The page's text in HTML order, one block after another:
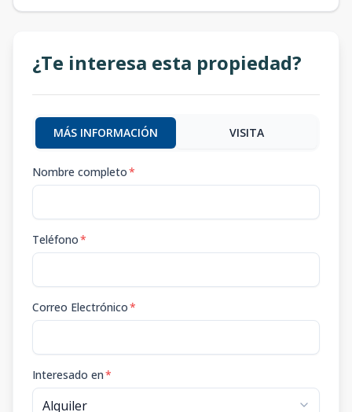
¿Te interesa esta propiedad?
MÁS INFORMACIÓN VISITA
Nombre completo*
Teléfono*
Correo Electrónico*
Interesado en*